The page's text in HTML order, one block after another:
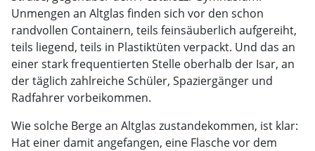
Unmengen an Altglas finden sich vor den schon
randvollen Containern, teils feinsäuberlich aufgereiht,
teils liegend, teils in Plastiktüten verpackt. Und das an
einer stark frequentierten Stelle oberhalb der Isar, an
der täglich zahlreiche Schüler, Spaziergänger und
Radfahrer vorbeikommen.
Wie solche Berge an Altglas zustandekommen, ist klar:
Hat einer damit angefangen, eine Flasche vor dem